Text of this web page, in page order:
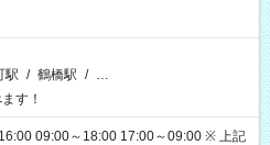
駅 / 鶴橋駅 / …
す！
09:00～18:00 17:00～09:00 ※ 上記